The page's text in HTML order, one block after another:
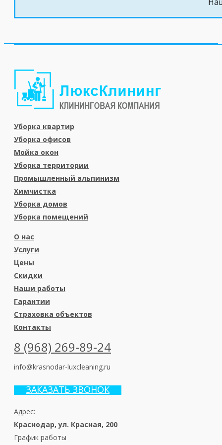
Уборка квартир
Уборка офисов
Мойка окон
Уборка территории
Промышленный альпинизм
Химчистка
Уборка домов
Уборка помещений
О нас
Услуги
Цены
Скидки
Наши работы
Гарантии
Страховка объектов
Контакты
8 (968) 269-89-24
info@krasnodar-luxcleaning.ru
ЗАКАЗАТЬ ЗВОНОК
Адрес:
Краснодар, ул. Красная, 200
График работы